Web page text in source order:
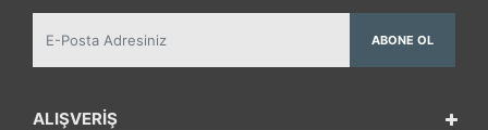
ABONE OL
ALIŞVERİŞ